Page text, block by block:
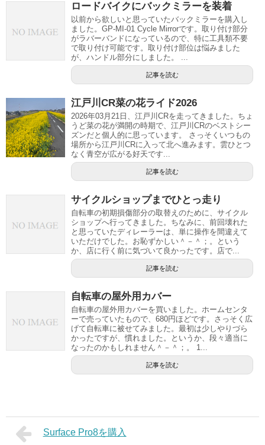
ロードバイクにバックミラーを装着
以前から欲しいと思っていたバックミラーを購入し
ました。GP-MI-01 Cycle Mirrorです。取り付け部分
がラバーバンドになっているので、特に工具類不要
で取り付け可能です。取り付け部位は悩みました
が、ハンドル部分にしました。 ...
記事を読む
江戸川CR菜の花ライド2026
2026年03月21日、江戸川CRを走ってきました。ちょ
うど菜の花が満開の時期で、江戸川CRのベストシー
ズンだと個人的に思っています。 さっそくいつもの
場所から江戸川CRに入って北へ進みます。雲ひとつ
なく青空が広がる好天です...
記事を読む
サイクルショップまでひとっ走り
自転車の初期損傷部分の取替えのために、サイクル
ショップへ行ってきました。ちなみに、前回壊れた
と思っていたディレーラーは、単に操作を間違えて
いただけでした。お恥ずかしい＾－＾；。という
か、店に行く前に気づいて良かったです。店で...
記事を読む
自転車の屋外用カバー
自転車の屋外用カバーを買いました。ホームセンタ
ーで売っていたもので、680円ほどです。さっそく広
げて自転車に被せてみました。最初は少しやりづら
かったですが、慣れました。というか、段々適当に
なったのかもしれません＾－＾；。 1...
記事を読む
Surface Pro8を購入